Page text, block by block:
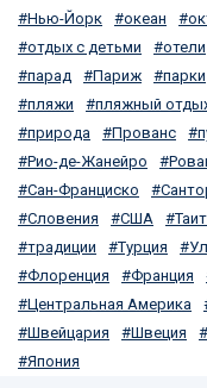
Нью-Йорк
океан
отдых с детьми
отели
парад
Париж парки
пляжи
пляжный
природа
Прованс
Рио-де-Жанейро
Сан-Франциско
Словения
США
традиции
Турция
Флоренция
Франция
Центральная Америка
Швейцария
Швеция
Япония